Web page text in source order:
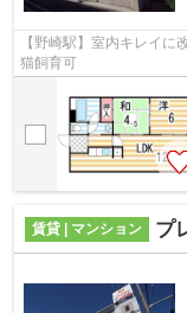
【野崎駅】室内キレイ
猫飼育可
賃貸 | マンション プ